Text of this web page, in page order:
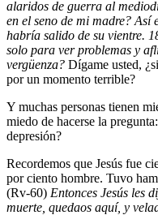
alaridos de guerra al
en el seno de mi madre?
habría salido de su vientre.
solo para ver problemas y
vergüenza? Dígame usted,
por un momento terrible?
Y muchas personas tienen
miedo de hacerse la
depresión?
Recordemos que Jesús fue
por ciento hombre. Tuvo
(Rv-60) Entonces Jesús les
muerte, quedaos aquí, y